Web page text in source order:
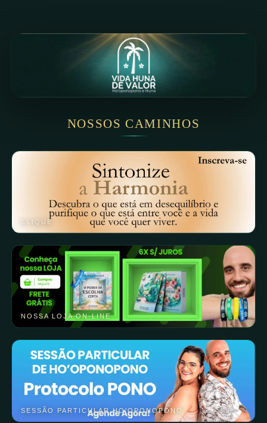
NOSSOS CAMINHOS
CLIQUE
NOSSA LOJA ON-LINE
SESSÃO PARTICULAR HO'OPONOPONO